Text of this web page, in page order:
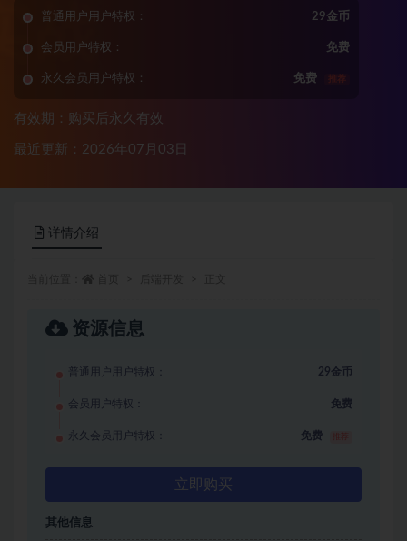
普通用户用户特权： 29金币
会员用户特权： 免费
永久会员用户特权： 免费 推荐
有效期：购买后永久有效
最近更新：2026年07月03日
详情介绍
资源信息
普通用户用户特权： 29金币
会员用户特权： 免费
永久会员用户特权： 免费
立即购买
其他信息